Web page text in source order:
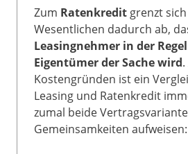
Zum Ratenkredit grenzt
Wesentlichen dadurch ab,
Leasingnehmer in der
Eigentümer der Sache wird
Kostengründen ist ein
Leasing und Ratenkredit
zumal beide
Gemeinsamkeiten aufweisen: